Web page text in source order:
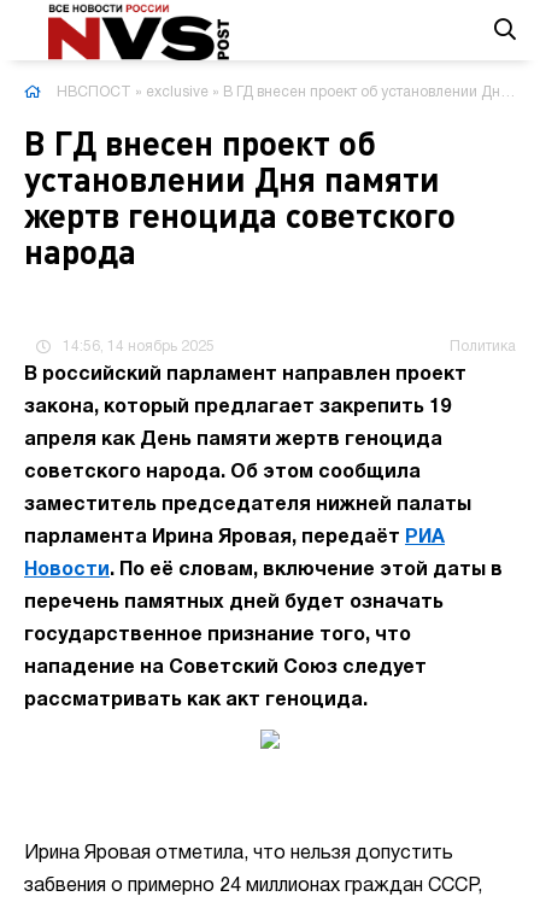
НВСПОСТ » exclusive » В ГД внесен проект об установлении Дня памяти жертв геноцида советского народа
В ГД внесен проект об
установлении Дня памяти
жертв геноцида советского
народа
14:56, 14 ноябрь 2025 Политика
В российский парламент направлен проект
закона, который предлагает закрепить 19
апреля как День памяти жертв геноцида
советского народа. Об этом сообщила
заместитель председателя нижней палаты
парламента Ирина Яровая, передаёт РИА
Новости . По её словам, включение этой даты в
перечень памятных дней будет означать
государственное признание того, что
нападение на Советский Союз следует
рассматривать как акт геноцида.
Ирина Яровая отметила, что нельзя допустить
забвения о примерно 24 миллионах граждан СССР,